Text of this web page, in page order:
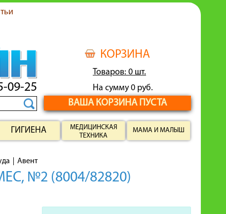
КОРЗИНА
Товаров: 0 шт.
На сумму 0 руб.
ВАША КОРЗИНА ПУСТА
09-25
ГИГИЕНА
МЕДИЦИНСКАЯ
ТЕХНИКА
МАМА И МАЛЫШ
Авент
№2 (8004/82820)